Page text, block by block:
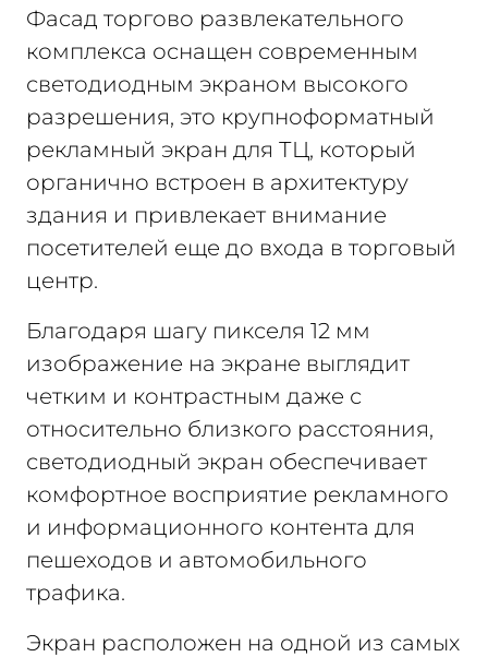
Фасад торгово развлекательного
комплекса оснащен современным
светодиодным экраном высокого
разрешения, это крупноформатный
рекламный экран для ТЦ, который
органично встроен в архитектуру
здания и привлекает внимание
посетителей еще до входа в торговый
центр.
Благодаря шагу пикселя 12 мм
изображение на экране выглядит
четким и контрастным даже с
относительно близкого расстояния,
светодиодный экран обеспечивает
комфортное восприятие рекламного
и информационного контента для
пешеходов и автомобильного
трафика.
Экран расположен на одной из самых